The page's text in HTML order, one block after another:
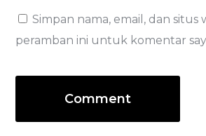
Simpan nama, email, dan situs
peramban ini untuk komentar